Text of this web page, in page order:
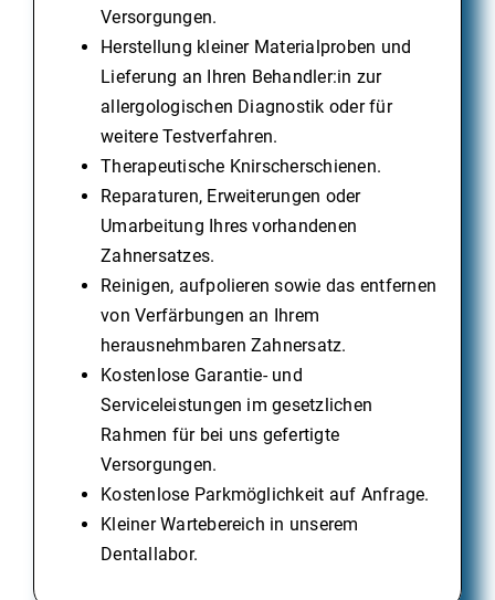
Versorgungen.
Herstellung kleiner Materialproben und
Lieferung an Ihren Behandler:in zur
allergologischen Diagnostik oder für
weitere Testverfahren.
Therapeutische Knirscherschienen.
Reparaturen, Erweiterungen oder
Umarbeitung Ihres vorhandenen
Zahnersatzes.
Reinigen, aufpolieren sowie das entfernen
von Verfärbungen an Ihrem
herausnehmbaren Zahnersatz.
Kostenlose Garantie- und
Serviceleistungen im gesetzlichen
Rahmen für bei uns gefertigte
Versorgungen.
Kostenlose Parkmöglichkeit auf Anfrage.
Kleiner Wartebereich in unserem
Dentallabor.